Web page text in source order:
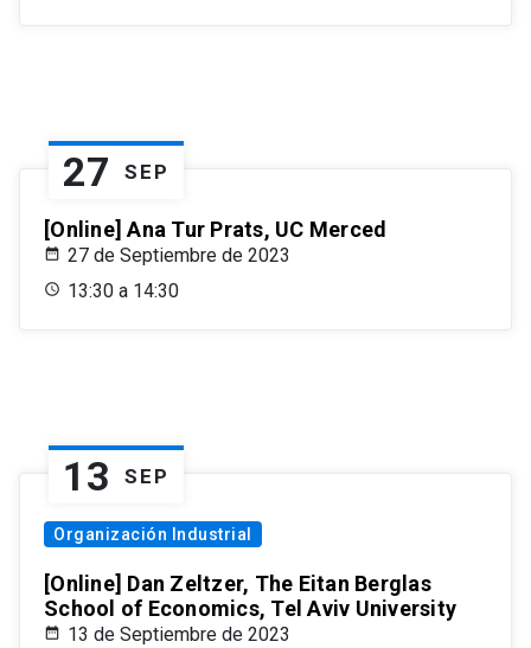
27 SEP
[Online] Ana Tur Prats, UC Merced
27 de Septiembre de 2023
13:30 a 14:30
13 SEP
Organización Industrial
[Online] Dan Zeltzer, The Eitan Berglas
School of Economics, Tel Aviv University
13 de Septiembre de 2023